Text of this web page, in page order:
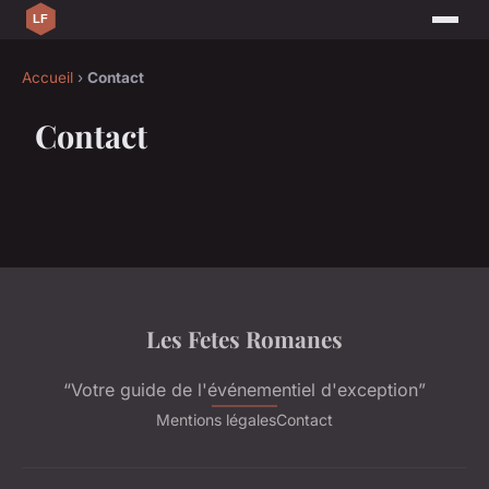
Accueil › Contact
Contact
Les Fetes Romanes
“Votre guide de l'événementiel d'exception”
Mentions légalesContact